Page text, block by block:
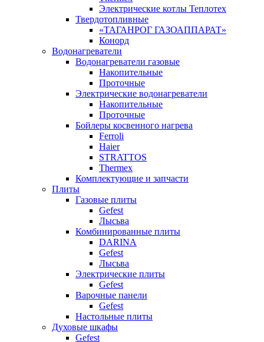
Электрические котлы Теплотех
Твердотопливные
«ТАГАНРОГ ГАЗОАППАРАТ»
Конорд
Водонагреватели
Водонагреватели газовые
Накопительные
Проточные
Электрические водонагреватели
Накопительные
Проточные
Бойлеры косвенного нагрева
Ferroli
Haier
STRATTOS
Thermex
Комплектующие и запчасти
Плиты
Газовые плиты
Gefest
Лысьва
Комбинированные плиты
DARINA
Gefest
Лысьва
Электрические плиты
Gefest
Варочные панели
Gefest
Настольные плиты
Духовые шкафы
Gefest